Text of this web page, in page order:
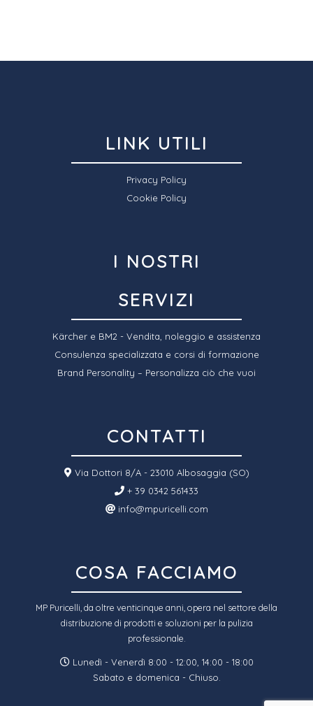
LINK UTILI
Privacy Policy
Cookie Policy
I NOSTRI
SERVIZI
Kärcher e BM2 - Vendita, noleggio e assistenza
Consulenza specializzata e corsi di formazione
Brand Personality – Personalizza ciò che vuoi
CONTATTI
Via Dottori 8/A - 23010 Albosaggia (SO)
+ 39 0342 561433
info@mpuricelli.com
COSA FACCIAMO
MP Puricelli, da oltre venticinque anni, opera nel settore della
distribuzione di prodotti e soluzioni per la pulizia
professionale.
Lunedì - Venerdì 8:00 - 12:00, 14:00 - 18:00
Sabato e domenica - Chiuso.